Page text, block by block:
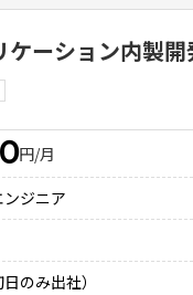
ーション内製開
円/月
ジニア
のみ出社）